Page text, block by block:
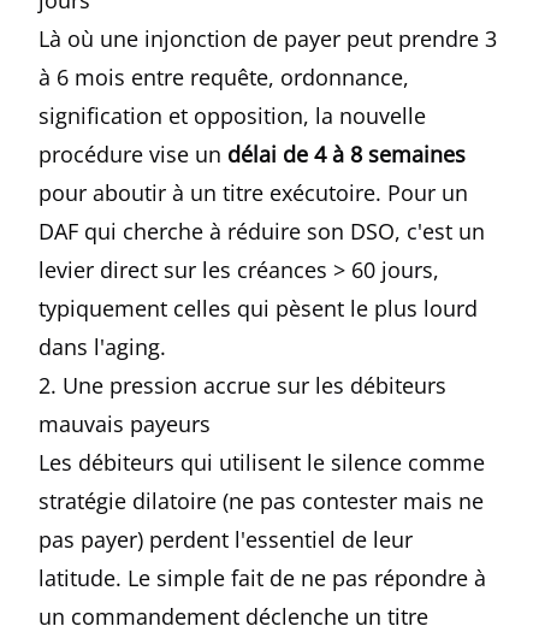
Là où une injonction de payer peut prendre 3
à 6 mois entre requête, ordonnance,
signification et opposition, la nouvelle
procédure vise un délai de 4 à 8 semaines
pour aboutir à un titre exécutoire. Pour un
DAF qui cherche à réduire son DSO, c'est un
levier direct sur les créances > 60 jours,
typiquement celles qui pèsent le plus lourd
dans l'aging.
2. Une pression accrue sur les débiteurs
mauvais payeurs
Les débiteurs qui utilisent le silence comme
stratégie dilatoire (ne pas contester mais ne
pas payer) perdent l'essentiel de leur
latitude. Le simple fait de ne pas répondre à
un commandement déclenche un titre